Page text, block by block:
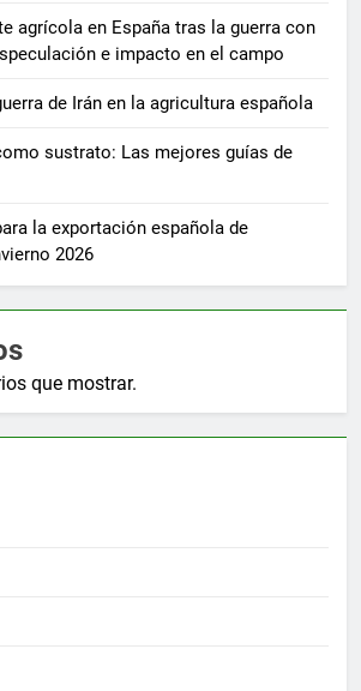
agrícola en España tras la guerra con
e impacto en el campo
de Irán en la agricultura española
sustrato: Las mejores guías de
la exportación española de
2026
que mostrar.